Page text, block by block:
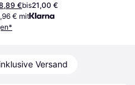
€bis21,00 €
€ mit
Versand